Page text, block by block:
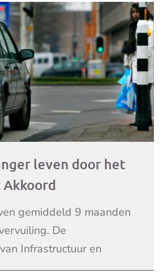
leven door het
Akkoord
gemiddeld 9 maanden
De
Infrastructuur en
het Schone Lucht